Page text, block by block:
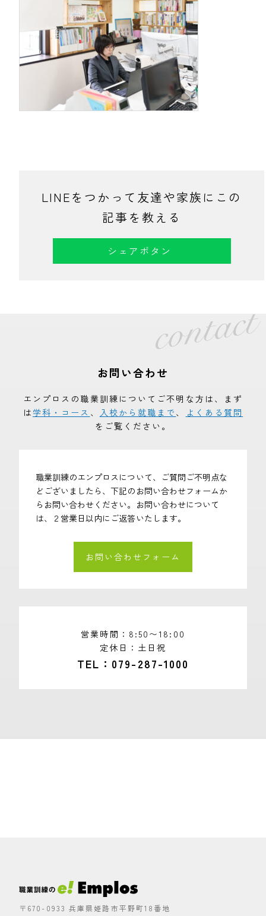
LINEをつかって友達や家族にこの
記事を教える
シェアボタン
お問い合わせ
エンプロスの職業訓練についてご不明な方は、まず
は 学科・コース 、 入校から就職まで、
よくある質問
をご覧ください。
職業訓練のエンプロスについて、ご質問ご不明点な
どございましたら、下記のお問い合わせフォームか
らお問い合わせください。お問い合わせについて
は、２営業日以内にご返答いたします。
お問い合わせフォーム
営業時間
8:50〜18:00
定休日
土日祝
TEL 079-287-1000
〒670-0933 兵庫県姫路市平野町18番地